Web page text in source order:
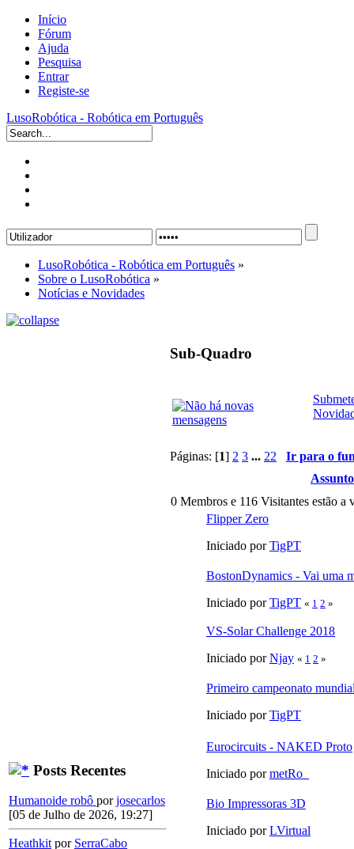
Início
Fórum
Ajuda
Pesquisa
Entrar
Registe-se
LusoRobótica - Robótica em Português
LusoRobótica - Robótica em Português »
Sobre o LusoRobótica »
Notícias e Novidades
Posts Recentes
Humanoide robô porjosecarlos
[05 de Julho de 2026, 19:27]
Heathkit por SerraCabo
Sub-Quadro
Páginas: [1] 2 3 ... 22
Ir para o
Assunto
0 Membros e 116 Visitantes estão a
Flipper Zero
Iniciado porTigPT
BostonDynamics - Vai uma
Iniciado porTigPT « 1 2 »
VS-Solar Challenge 2018
Iniciado porNjay « 1 2 »
Primeiro campeonato
Iniciado porTigPT
Eurocircuits - NAKED Proto
Iniciado pormetRo_
Bio Impressoras 3D
Iniciado porLVirtual